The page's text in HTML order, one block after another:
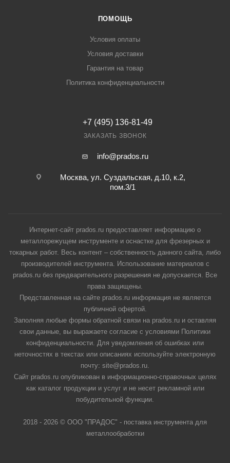
ПОМОЩЬ
Условия оплаты
Условия доставки
Гарантия на товар
Политика конфиденциальности
+7 (495) 136-81-49
ЗАКАЗАТЬ ЗВОНОК
info@prados.ru
Москва, ул. Суздальская, д.10, к.2,
пом.3/1
Интернет-сайт prados.ru предоставляет информацию о
металлорежущем инструменте и оснастке для фрезерных и
токарных работ. Весь контент – собственность данного сайта, либо
производителей инструмента. Использование материалов с
prados.ru без предварительного разрешения не допускается. Все
права защищены.
Представленная на сайте prados.ru информация не является
публичной офертой.
Заполняя любые формы обратной связи на prados.ru и оставляя
свои данные, вы выражаете согласие с условиями Политики
конфиденциальности. Для уведомления об ошибках или
неточностях в текстах или описаниях используйте электронную
почту: site@prados.ru.
Сайт prados.ru опубликован в информационно-справочных целях
как каталог продукции и услуг и не несет рекламной или
побудительной функции.
2018 - 2026 © ООО "ПРАДОС" - поставка инструмента для
металлообработки